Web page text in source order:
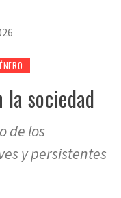
sociedad
de los
y persistentes